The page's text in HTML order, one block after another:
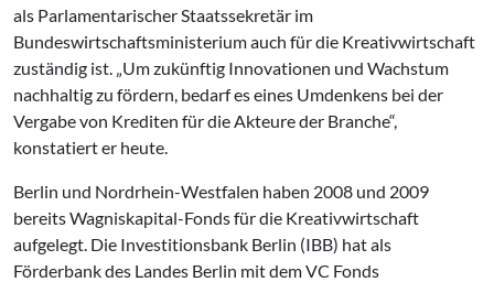
als Parlamentarischer Staatssekretär im
Bundeswirtschaftsministerium auch für die Kreativwirtschaft
zuständig ist. „Um zukünftig Innovationen und Wachstum
nachhaltig zu fördern, bedarf es eines Umdenkens bei der
Vergabe von Krediten für die Akteure der Branche“,
konstatiert er heute.
Berlin und Nordrhein-Westfalen haben 2008 und 2009
bereits Wagniskapital-Fonds für die Kreativwirtschaft
aufgelegt. Die Investitionsbank Berlin (IBB) hat als
Förderbank des Landes Berlin mit dem VC Fonds